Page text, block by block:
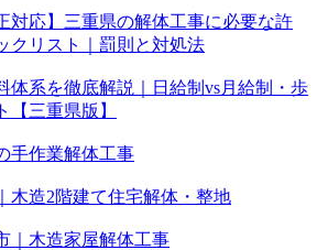
対応】三重県の解体工事に必要な許
クリスト｜罰則と対処法
体系を徹底解説｜日給制vs月給制・歩
【三重県版】
手作業解体工事
木造2階建て住宅解体・整地
｜木造家屋解体工事